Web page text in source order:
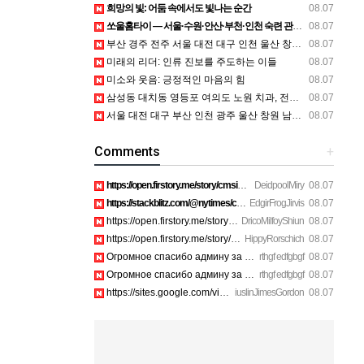
08.07
희망의 빛: 어둠 속에서도 빛나는 순간
08.07
쏘울홈타이 — 서울·수원·안산·부천·인천 숙련 관리사 방문 상담
08.07
부산 경주 전주 서울 대전 대구 인천 울산 창원 양산 포항 천안 평택 용인 고양 성남 수원 일수, 미용학원, 가족사진, 점집, 한복대여, 독학재수학원, 재회부적 정보
08.07
미래의 리더: 인류 진보를 주도하는 이들
08.07
미소와 웃음: 긍정적인 마음의 힘
08.07
삼성동 대치동 영등포 여의도 노원 치과, 전주임플란트 대구정형외과 광주피부과 정보
08.07
서울 대전 대구 부산 인천 광주 울산 창원 남양주 이혼전문변호사 정보
+
Comments
DeidpoolMiry 08.07
https://open.firstory.me/story/cmsiqku8m17ah01yqc4c6208e htt…
EdgirFrogJirvis 08.07
https://stackblitz.com/@nytimes/collections/how-to-turn-off-…
DricoMilfoyShiun 08.07
https://open.firstory.me/story/cmsiozsiy17o601yk4yp1bpeu htt…
HippyRorschich 08.07
https://open.firstory.me/story/cmsiqkyx2175p01xi1dox23a6 htt…
rthgf edfgbgf 08.07
Огромное спасибо админу за подробный гайд по билетам. https:…
rthgf edfgbgf 08.07
Огромное спасибо админу за подробный гайд по билетам. https:…
iuslinJimesGordon 08.07
https://sites.google.com/view/avira-supp0rt-chat-suppo8ifu h…